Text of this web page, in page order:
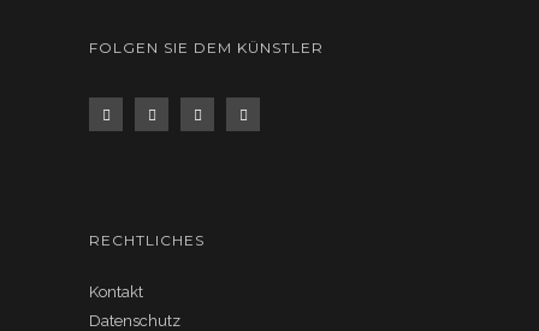
FOLGEN SIE DEM KÜNSTLER
RECHTLICHES
Kontakt
Datenschutz